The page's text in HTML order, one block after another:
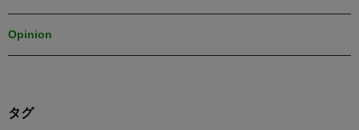
Opinion
タグ